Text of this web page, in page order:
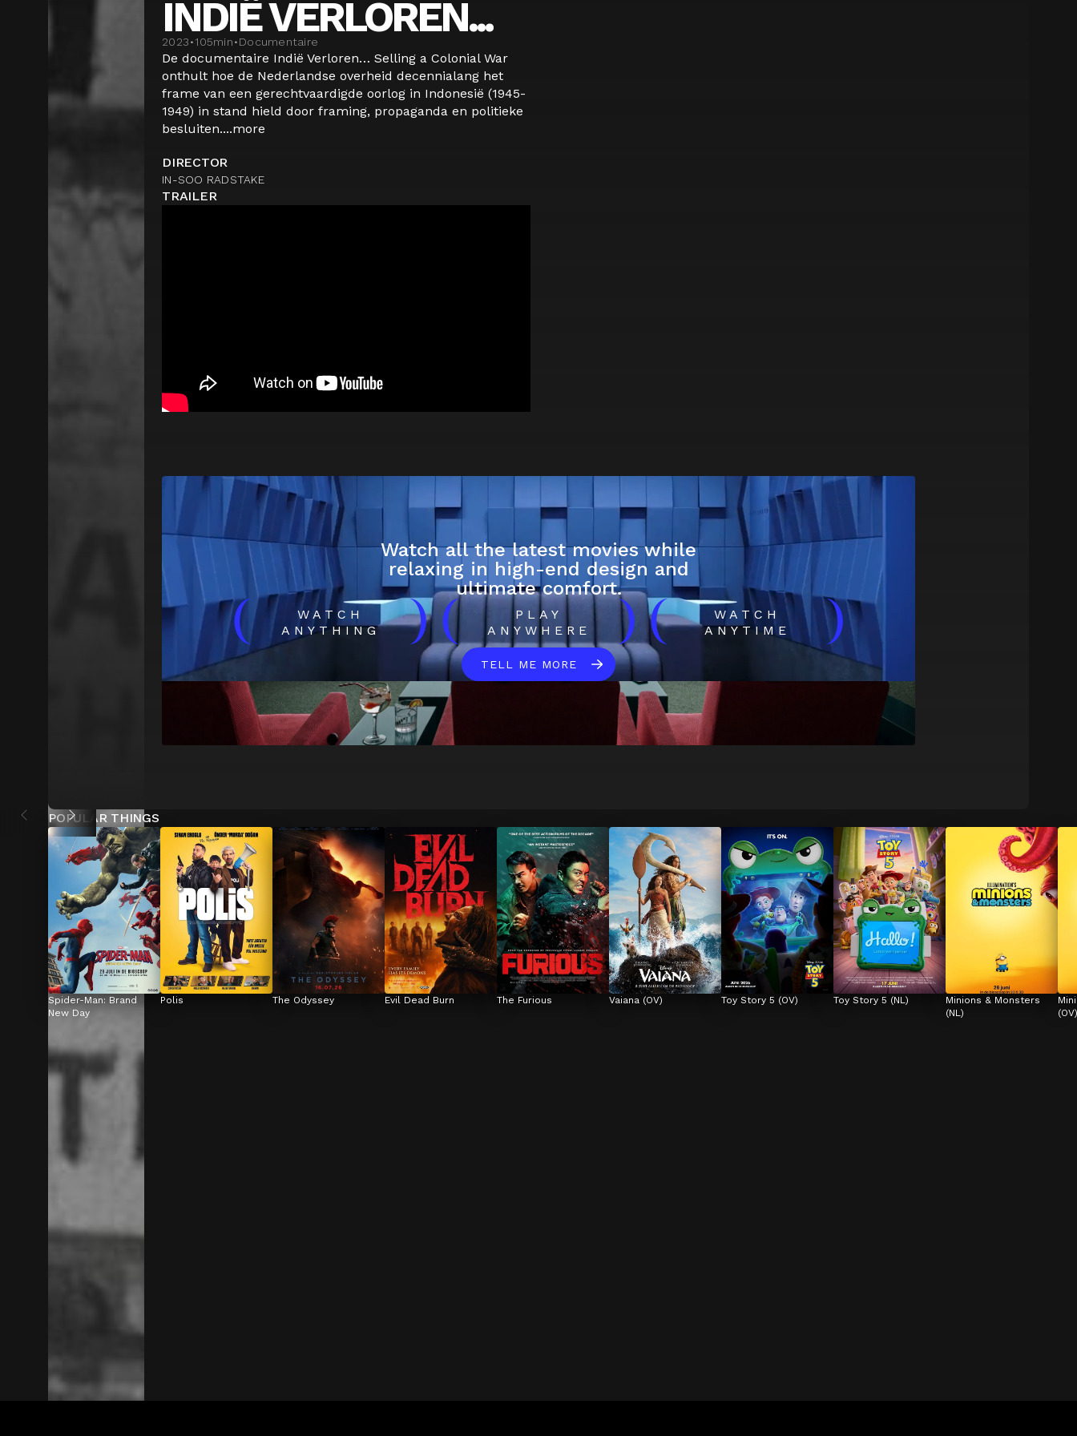
INDIË VERLOREN...
2023•105min•Documentaire
De documentaire Indië Verloren… Selling a Colonial War
onthult hoe de Nederlandse overheid decennialang het
frame van een gerechtvaardigde oorlog in Indonesië (1945-
1949) in stand hield door framing, propaganda en politieke
besluiten....more
DIRECTOR
IN-SOO RADSTAKE
TRAILER
Watch all the latest movies while
relaxing in high-end design and
ultimate comfort.
(
WATCH
ANYTHING
)(
PLAY
ANYWHERE
)(
WATCH
ANYTIME
)
TELL ME MORE
POPULAR THINGS
Spider-Man: Brand
New Day
Polis The Odyssey Evil Dead Burn The Furious Vaiana (OV) Toy Story 5 (OV) Toy Story 5 (NL)
Minions & Monsters
(NL)
(OV)